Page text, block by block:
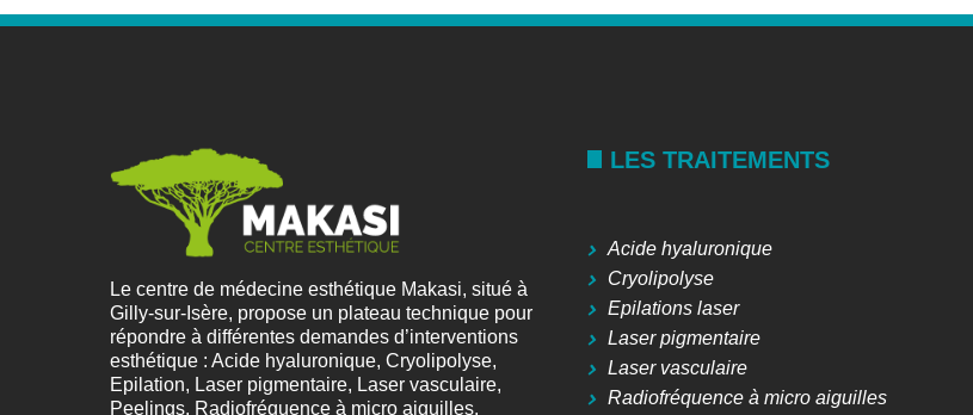
Le centre de médecine esthétique Makasi, situé à
Gilly-sur-Isère, propose un plateau technique pour
répondre à différentes demandes d’interventions
esthétique : Acide hyaluronique, Cryolipolyse,
Epilation, Laser pigmentaire, Laser vasculaire,
Peelings, Radiofréquence à micro aiguilles,
LES TRAITEMENTS
Acide hyaluronique
Cryolipolyse
Epilations laser
Laser pigmentaire
Laser vasculaire
Radiofréquence à micro aiguilles